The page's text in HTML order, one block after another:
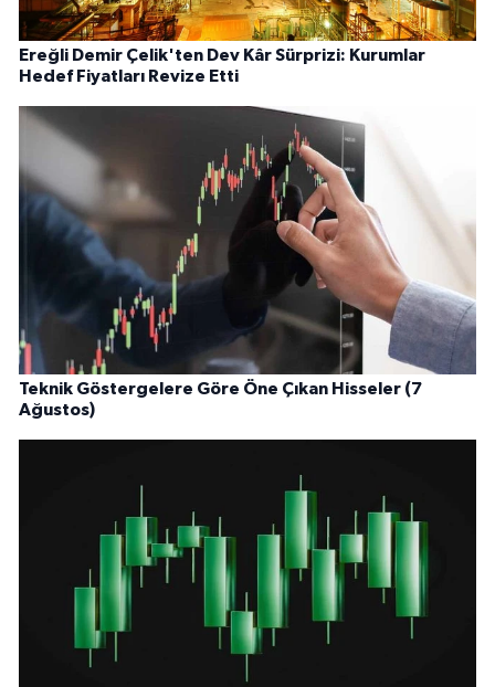
Ereğli Demir Çelik'ten Dev Kâr Sürprizi: Kurumlar
Hedef Fiyatları Revize Etti
Teknik Göstergelere Göre Öne Çıkan Hisseler (7
Ağustos)